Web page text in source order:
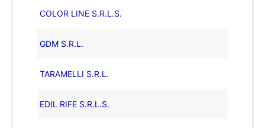
COLOR LINE S.R.L.S.
GDM S.R.L.
TARAMELLI S.R.L.
EDIL RIFE S.R.L.S.